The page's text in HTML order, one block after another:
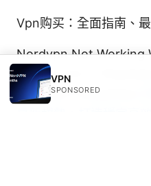
Vpn购买：全面指南、
Nordvpn Not Working
How To Fix It: Practical
Channel 4 Anywhere
VPN
SPONSORED